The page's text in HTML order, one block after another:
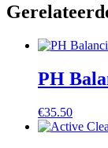
PH
€35.50